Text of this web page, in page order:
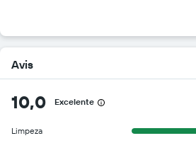
Avis
10,0 Excelente
Limpeza